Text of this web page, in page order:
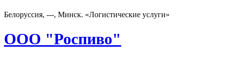
Белоруссия, ---, Минск. «Логистические услуги»
ООО "Роспиво"